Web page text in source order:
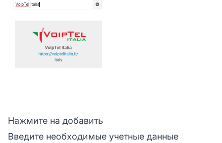
Нажмите на добавить
Введите необходимые учетные данные